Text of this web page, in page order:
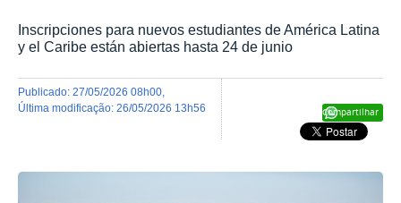
Inscripciones para nuevos estudiantes de América Latina
y el Caribe están abiertas hasta 24 de junio
Compartilhar
publicado: 27/05/2026 08h00
última modificação: 26/05/2026 13h56